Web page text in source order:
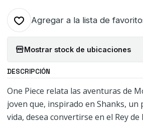
Agregar a la lista de
Mostrar stock de ubicaciones
DESCRIPCIÓN
One Piece relata las aventuras de
joven que, inspirado en Shanks, un
vida, desea convertirse en el Rey de